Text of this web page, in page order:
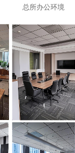
总所办公环境